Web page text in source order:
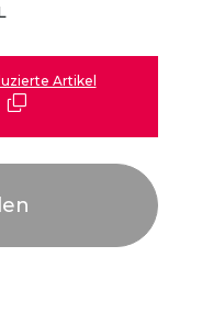
Artikel